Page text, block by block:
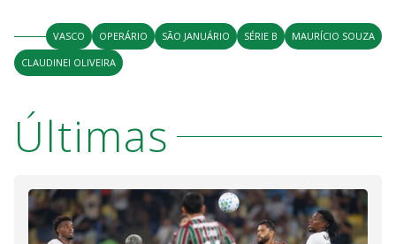
VASCO OPERÁRIO SÃO JANUÁRIO SÉRIE B
MAURÍCIO SOUZA
CLAUDINEI OLIVEIRA
Últimas